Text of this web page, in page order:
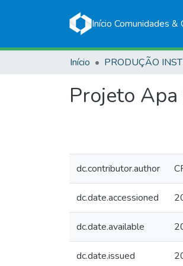
Início Comunidades &
Início
Projeto
dc.contributor.author
dc.date.accessioned
dc.date.available
dc.date.issued